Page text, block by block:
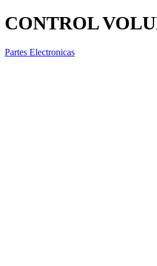
CONTROL
Partes Electronicas